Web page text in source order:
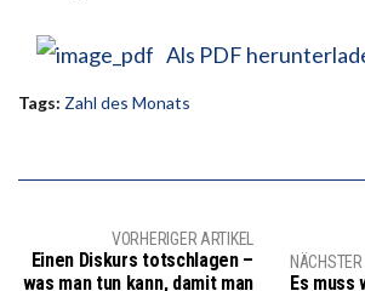
Als PDF
Tags: Zahl des Monats
VORHERIGER ARTIKEL
Einen Diskurs totschlagen –
was man tun kann, damit man
NÄCHSTER
Es muss